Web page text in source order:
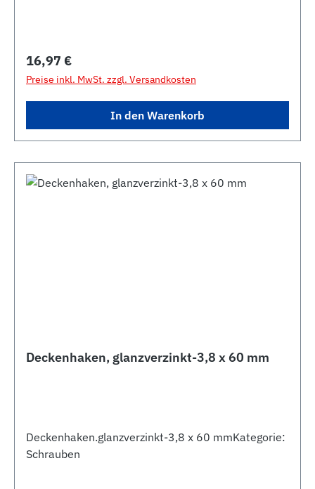
Regulärer Preis:
16,97 €
Preise inkl. MwSt. zzgl. Versandkosten
In den Warenkorb
Deckenhaken, glanzverzinkt-3,8 x 60 mm
Deckenhaken.glanzverzinkt-3,8 x 60 mmKategorie:
Schrauben